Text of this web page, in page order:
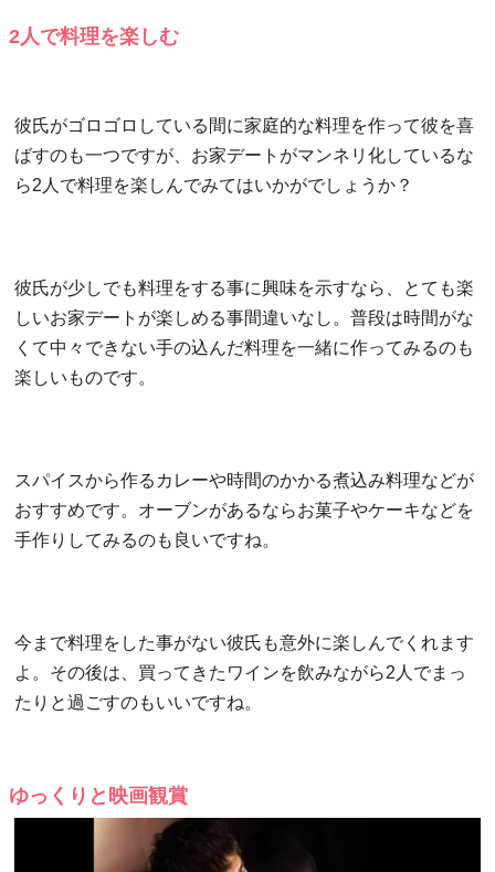
2人で料理を楽しむ
彼氏がゴロゴロしている間に家庭的な料理を作って彼を喜
ばすのも一つですが、お家デートがマンネリ化しているな
ら2人で料理を楽しんでみてはいかがでしょうか？
彼氏が少しでも料理をする事に興味を示すなら、とても楽
しいお家デートが楽しめる事間違いなし。普段は時間がな
くて中々できない手の込んだ料理を一緒に作ってみるのも
楽しいものです。
スパイスから作るカレーや時間のかかる煮込み料理などが
おすすめです。オーブンがあるならお菓子やケーキなどを
手作りしてみるのも良いですね。
今まで料理をした事がない彼氏も意外に楽しんでくれます
よ。その後は、買ってきたワインを飲みながら2人でまっ
たりと過ごすのもいいですね。
ゆっくりと映画観賞